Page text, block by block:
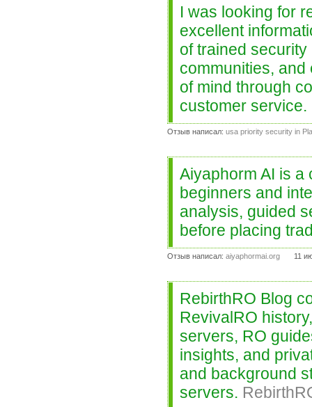
I was looking for
excellent
of trained
communities,
of mind through
customer service.
Отзыв написал: usa priority security in
Aiyaphorm AI is a
beginners and
analysis, guided
before placing
Отзыв написал: aiyaphormai.org 11
RebirthRO Blog
RevivalRO
servers, RO
insights, and
and background
servers.